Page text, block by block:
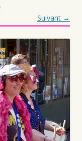
.
Suivant →